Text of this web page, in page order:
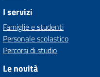
I servizi
Famiglie e studenti
Personale scolastico
Percorsi di studio
Le novità